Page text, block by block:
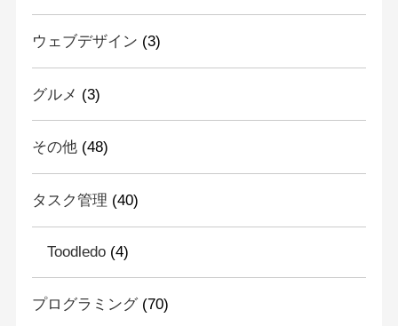
ウェブデザイン (3)
グルメ (3)
その他(48)
タスク管理 (40)
Toodledo(4)
プログラミング(70)